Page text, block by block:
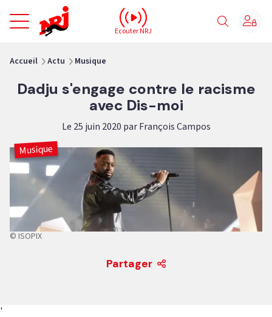
NRJ - Accueil
Ecouter NRJ
Accueil Actu Musique
Dadju s'engage contre le racisme
avec Dis-moi
Le 25 juin 2020 par François Campos
Musique
© ISOPIX
Partager
'